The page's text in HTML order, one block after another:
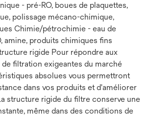
- pré-RO, boues de plaquettes,
polissage mécano-chimique,
Chimie/pétrochimie - eau de
amine, produits chimiques fins
rigide Pour répondre aux
filtration exigeantes du marché
absolues vous permettront
dans vos produits et d'améliorer
structure rigide du filtre conserve une
même dans des conditions de